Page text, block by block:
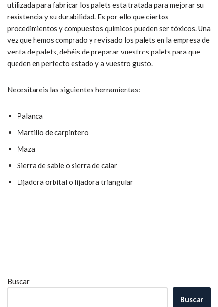
utilizada para fabricar los palets esta tratada para mejorar su
resistencia y su durabilidad. Es por ello que ciertos
procedimientos y compuestos químicos pueden ser tóxicos. Una
vez que hemos comprado y revisado los palets en la empresa de
venta de palets, debéis de preparar vuestros palets para que
queden en perfecto estado y a vuestro gusto.
Necesitareis las siguientes herramientas:
Palanca
Martillo de carpintero
Maza
Sierra de sable o sierra de calar
Lijadora orbital o lijadora triangular
Buscar
Buscar